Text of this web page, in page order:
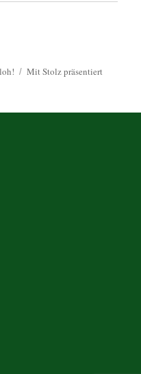
Mit Stolz präsentiert